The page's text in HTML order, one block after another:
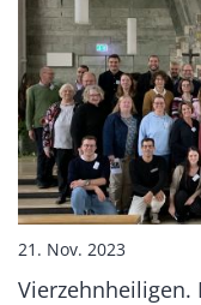
21. Nov. 2023